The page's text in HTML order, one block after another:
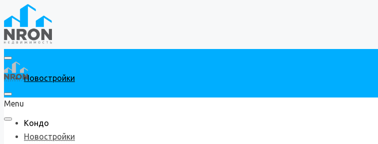
Новостройки
Кондо
Menu
Новостройки